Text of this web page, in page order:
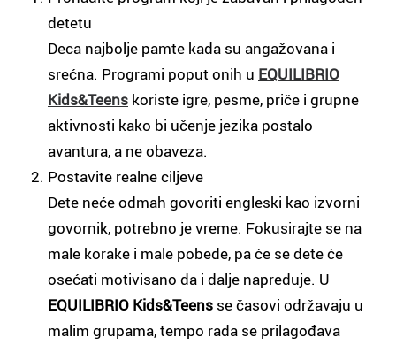
detetu
Deca najbolje pamte kada su angažovana i
srećna. Programi poput onih u EQUILIBRIO
Kids&Teens koriste igre, pesme, priče i grupne
aktivnosti kako bi učenje jezika postalo
avantura, a ne obaveza.
Postavite realne ciljeve
Dete neće odmah govoriti engleski kao izvorni
govornik, potrebno je vreme. Fokusirajte se na
male korake i male pobede, pa će se dete će
osećati motivisano da i dalje napreduje. U
EQUILIBRIO Kids&Teens se časovi održavaju u
malim grupama, tempo rada se prilagođava